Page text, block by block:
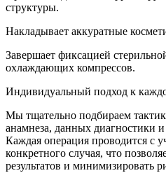
структуры.
Накладывает аккуратные
Завершает фиксацией
охлаждающих компрессов.
Индивидуальный подход к
Мы тщательно подбираем
анамнеза, данных диагностики
Каждая операция проводится с
конкретного случая, что
результатов и минимизировать